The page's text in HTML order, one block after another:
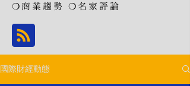
❍商業趨勢 ❍名家評論
國際財經動態